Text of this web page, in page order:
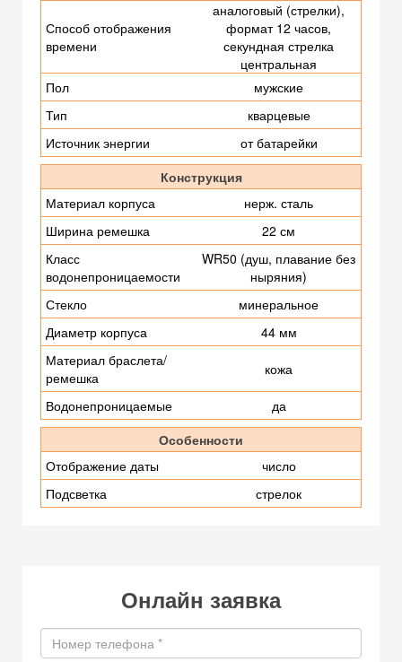
Способ отображения
времени
аналоговый (стрелки),
формат 12 часов,
секундная стрелка
центральная
Пол
мужские
Тип
кварцевые
Источник энергии
от батарейки
Конструкция
Материал корпуса
нерж. сталь
Ширина ремешка
22 см
Класс
водонепроницаемости
WR50 (душ, плавание без
ныряния)
Стекло
минеральное
Диаметр корпуса
44 мм
Материал браслета/
ремешка
кожа
Водонепроницаемые
да
Особенности
Отображение даты
число
Подсветка
стрелок
Онлайн заявка